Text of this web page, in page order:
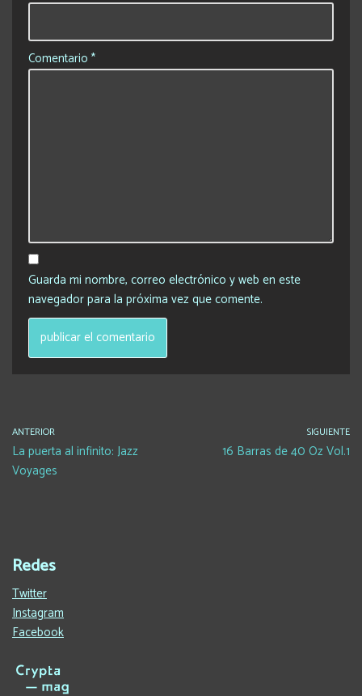
Comentario *
Guarda mi nombre, correo electrónico y web en este
navegador para la próxima vez que comente.
ANTERIOR
La puerta al infinito: Jazz
Voyages
SIGUIENTE
16 Barras de 40 Oz Vol.1
Redes
Twitter
Instagram
Facebook